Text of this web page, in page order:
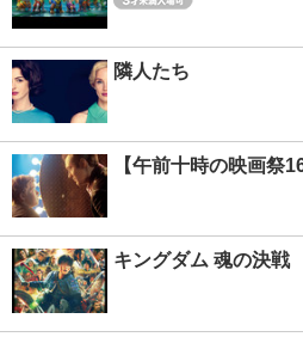
隣人たち
【午前十時の映画祭
キングダム 魂の決戦